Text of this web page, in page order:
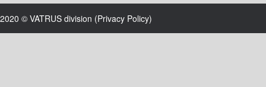
2020 © VATRUS division (Privacy Policy)